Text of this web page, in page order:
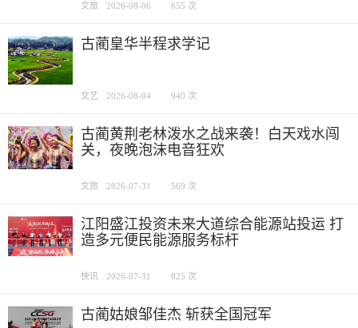
文旅 2026-08-06 655 次
古蔺皇华半程求学记
文艺 2026-08-04 940 次
古蔺黄荆老林泼水之战来袭！白天戏水闯
关，夜晚泡沫电音狂欢
文旅 2026-07-31 569 次
江阳盛江投资未来大道综合能源站投运 打
造多元便民能源服务标杆
快讯 2026-07-31 825 次
古蔺姑娘邹佳杰 斩获全国冠军